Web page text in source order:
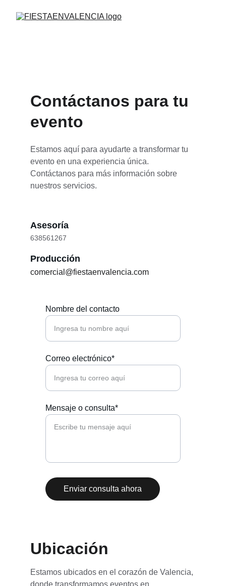
Contáctanos para tu
evento
Estamos aquí para ayudarte a transformar tu
evento en una experiencia única.
Contáctanos para más información sobre
nuestros servicios.
Asesoría
638561267
Producción
comercial@fiestaenvalencia.com
Nombre del contacto
Correo electrónico*
Mensaje o consulta*
Enviar consulta ahora
Ubicación
Estamos ubicados en el corazón de Valencia,
donde transformamos eventos en